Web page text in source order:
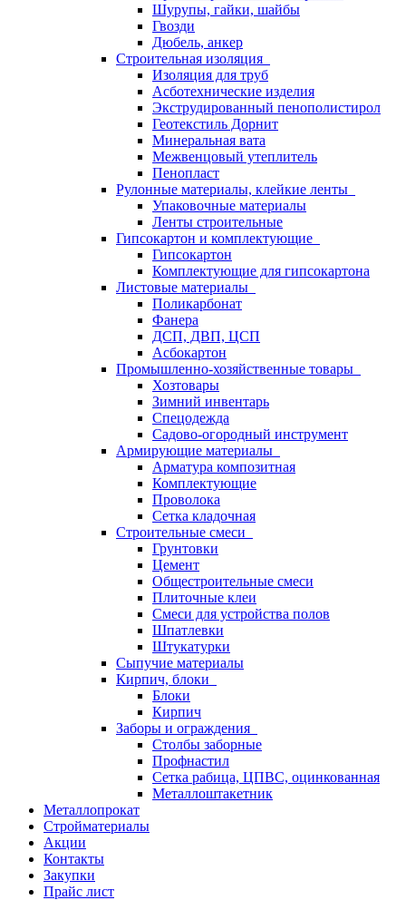
Шурупы, гайки, шайбы
Гвозди
Дюбель, анкер
Строительная изоляция
Изоляция для труб
Асботехнические изделия
Экструдированный пенополистирол
Геотекстиль Дорнит
Минеральная вата
Межвенцовый утеплитель
Пенопласт
Рулонные материалы, клейкие ленты
Упаковочные материалы
Ленты строительные
Гипсокартон и комплектующие
Гипсокартон
Комплектующие для гипсокартона
Листовые материалы
Поликарбонат
Фанера
ДСП, ДВП, ЦСП
Асбокартон
Промышленно-хозяйственные товары
Хозтовары
Зимний инвентарь
Спецодежда
Садово-огородный инструмент
Армирующие материалы
Арматура композитная
Комплектующие
Проволока
Сетка кладочная
Строительные смеси
Грунтовки
Цемент
Общестроительные смеси
Плиточные клеи
Смеси для устройства полов
Шпатлевки
Штукатурки
Сыпучие материалы
Кирпич, блоки
Блоки
Кирпич
Заборы и ограждения
Столбы заборные
Профнастил
Сетка рабица, ЦПВС, оцинкованная
Металлоштакетник
Металлопрокат
Стройматериалы
Акции
Контакты
Закупки
Прайс лист